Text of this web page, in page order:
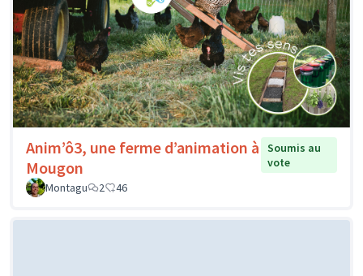
Anim’ô3, une ferme d’animation à
Mougon
Soumis au
vote
Montagu
2 46